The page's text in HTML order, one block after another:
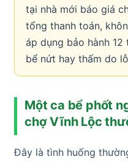
tại nhà mới báo giá
tổng thanh toán,
áp dụng bảo hành
bể nứt hay thấm do
Một ca bể phốt
chợ Vĩnh Lộc
Đây là tình huống